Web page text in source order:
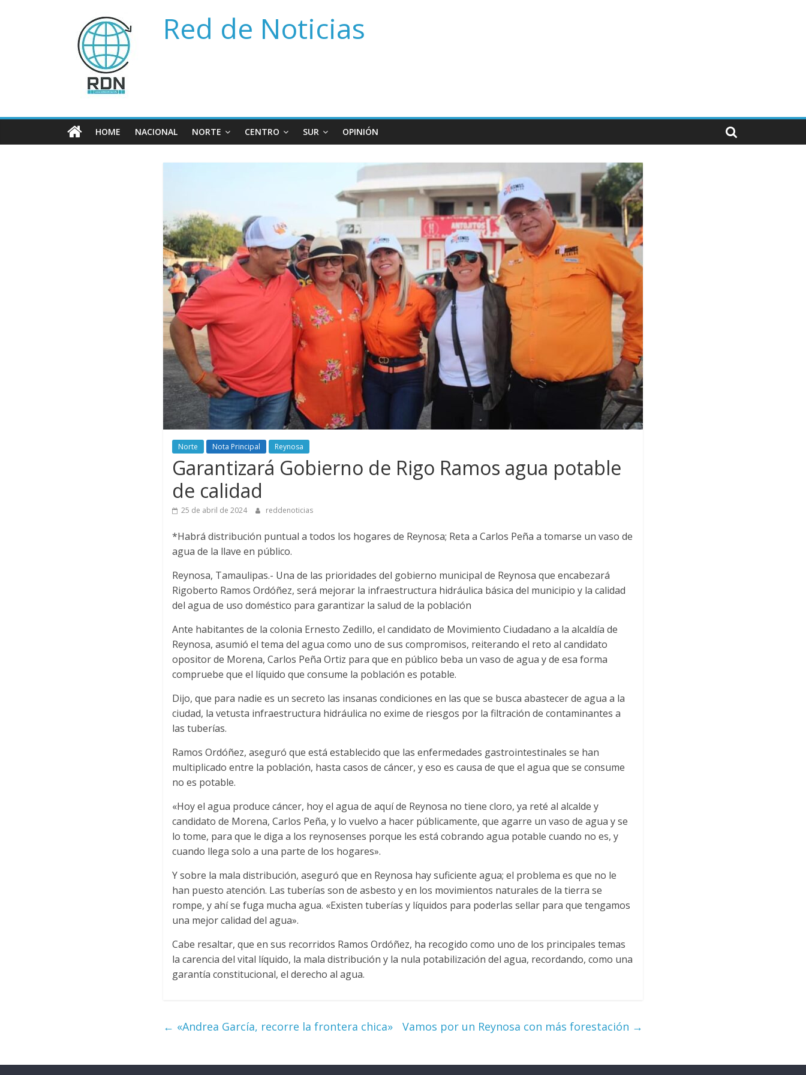
Red de Noticias
HOME NACIONAL NORTE CENTRO SUR OPINIÓN
Norte Nota Principal Reynosa
Garantizará Gobierno de Rigo Ramos agua potable
de calidad
25 de abril de 2024 reddenoticias
*Habrá distribución puntual a todos los hogares de Reynosa; Reta a Carlos Peña a tomarse un vaso de
agua de la llave en público.
Reynosa, Tamaulipas.- Una de las prioridades del gobierno municipal de Reynosa que encabezará
Rigoberto Ramos Ordóñez, será mejorar la infraestructura hidráulica básica del municipio y la calidad
del agua de uso doméstico para garantizar la salud de la población
Ante habitantes de la colonia Ernesto Zedillo, el candidato de Movimiento Ciudadano a la alcaldía de
Reynosa, asumió el tema del agua como uno de sus compromisos, reiterando el reto al candidato
opositor de Morena, Carlos Peña Ortiz para que en público beba un vaso de agua y de esa forma
compruebe que el líquido que consume la población es potable.
Dijo, que para nadie es un secreto las insanas condiciones en las que se busca abastecer de agua a la
ciudad, la vetusta infraestructura hidráulica no exime de riesgos por la filtración de contaminantes a
las tuberías.
Ramos Ordóñez, aseguró que está establecido que las enfermedades gastrointestinales se han
multiplicado entre la población, hasta casos de cáncer, y eso es causa de que el agua que se consume
no es potable.
«Hoy el agua produce cáncer, hoy el agua de aquí de Reynosa no tiene cloro, ya reté al alcalde y
candidato de Morena, Carlos Peña, y lo vuelvo a hacer públicamente, que agarre un vaso de agua y se
lo tome, para que le diga a los reynosenses porque les está cobrando agua potable cuando no es, y
cuando llega solo a una parte de los hogares».
Y sobre la mala distribución, aseguró que en Reynosa hay suficiente agua; el problema es que no le
han puesto atención. Las tuberías son de asbesto y en los movimientos naturales de la tierra se
rompe, y ahí se fuga mucha agua. «Existen tuberías y líquidos para poderlas sellar para que tengamos
una mejor calidad del agua».
Cabe resaltar, que en sus recorridos Ramos Ordóñez, ha recogido como uno de los principales temas
la carencia del vital líquido, la mala distribución y la nula potabilización del agua, recordando, como una
garantía constitucional, el derecho al agua.
← «Andrea García, recorre la frontera chica» Vamos por un Reynosa con más forestación →